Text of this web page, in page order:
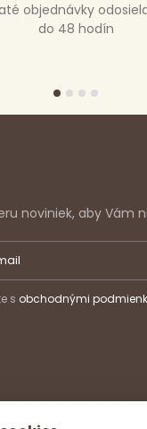
objednávky
do 48 hodín
noviniek, aby Vám
s obchodnými